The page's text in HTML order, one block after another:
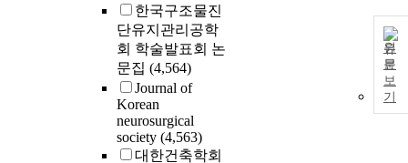
한국구조물진
단유지관리공학
회 학술발표회 논
문집 (4,564)
Journal of
Korean
neurosurgical
society (4,563)
대한건축학회
원
문
보
기